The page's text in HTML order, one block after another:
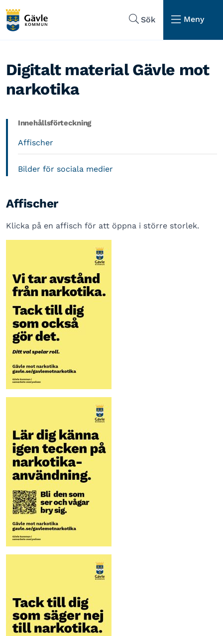
Sök
Meny
Digitalt material Gävle mot
narkotika
Innehållsförteckning
Affischer
Bilder för sociala medier
Affischer
Klicka på en affisch för att öppna i större storlek.